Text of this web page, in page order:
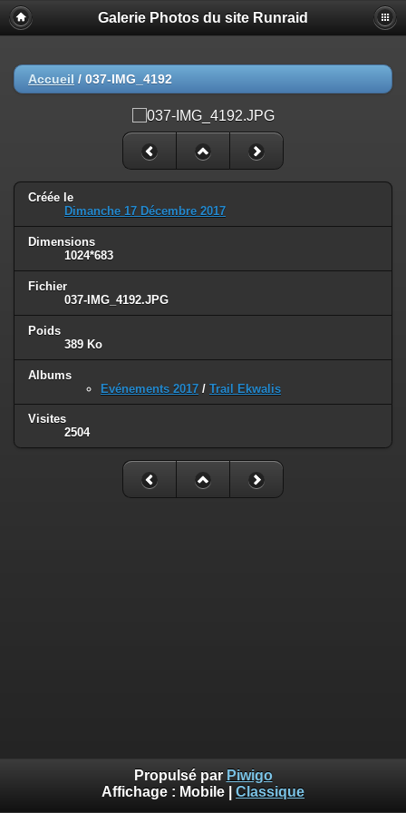
Galerie Photos du site Runraid
Accueil / 037-IMG_4192
Créée le
Dimanche 17 Décembre 2017
Dimensions
1024*683
Fichier
037-IMG_4192.JPG
Poids
389 Ko
Albums
Evénements 2017 / Trail Ekwalis
Visites
2504
Propulsé par Piwigo
Affichage : Mobile Classique